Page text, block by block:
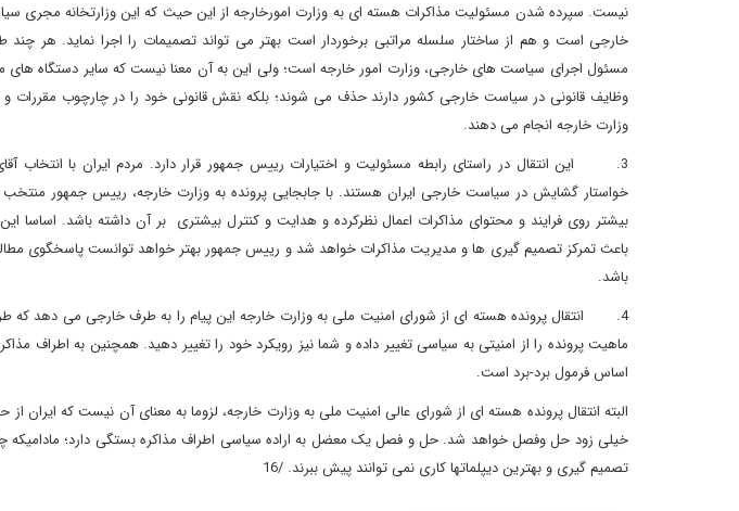
نیست. سپرده شدن مسئولیت مذاکرات هسته ای به وزارت امورخارجه از این حیث که این وزارتخانه مجری
خارجی است و هم از ساختار سلسله مراتبی برخوردار است بهتر می تواند تصمیمات را اجرا نماید. هر چند
مسئول اجرای سیاست های خارجی، وزارت امور خارجه است؛ ولی این به آن معنا نیست که سایر دستگاه های
وظایف قانونی در سیاست خارجی کشور دارند حذف می شوند؛ بلکه نقش قانونی خود را در چارچوب مقررات و
وزارت خارجه انجام می دهند.
3. این انتقال در راستای رابطه مسئولیت و اختیارات رییس جمهور قرار دارد. مردم ایران با انتخاب
خواستار گشایش در سیاست خارجی ایران هستند. با جابجایی پرونده به وزارت خارجه، رییس جمهور منتخب
بیشتر روی فرایند و محتوای مذاکرات اعمال نظرکرده و هدایت و کنترل بیشتری بر آن داشته باشد. اساسا
باعث تمرکز تصمیم گیری ها و مدیریت مذاکرات خواهد شد و رییس جمهور بهتر خواهد توانست پاسخگوی
باشد.
4. انتقال پرونده هسته ای از شورای امنیت ملی به وزارت خارجه این پیام را به طرف خارجی می دهد که
ماهیت پرونده را از امنیتی به سیاسی تغییر داده و شما نیز رویکرد خود را تغییر دهید. همچنین به اطراف
اساس فرمول برد-برد است.
البته انتقال پرونده هسته ای از شورای عالی امنیت ملی به وزارت خارجه، لزوما به معنای آن نیست که
خیلی زود حل وفصل خواهد شد. حل و فصل یک معضل به اراده سیاسی اطراف مذاکره بستگی دارد؛ مادامیکه
تصمیم گیری و بهترین دیپلماتها کاری نمی توانند پیش ببرند. /16